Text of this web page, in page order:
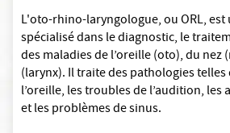
L'oto-rhino-laryngologue, ou ORL, est
spécialisé dans le diagnostic, le
des maladies de l’oreille (oto), du nez
(larynx). Il traite des pathologies
l’oreille, les troubles de l’audition, les
et les problèmes de sinus.